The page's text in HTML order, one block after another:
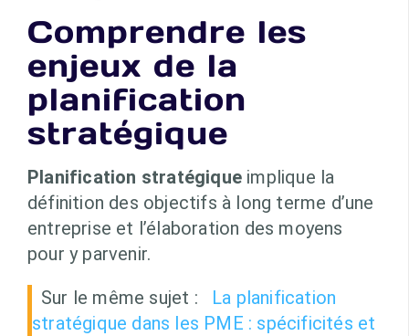
Comprendre les
enjeux de la
planification
stratégique
Planification stratégique implique la
définition des objectifs à long terme d’une
entreprise et l’élaboration des moyens
pour y parvenir.
Sur le même sujet :
La planification
stratégique dans les PME : spécificités et